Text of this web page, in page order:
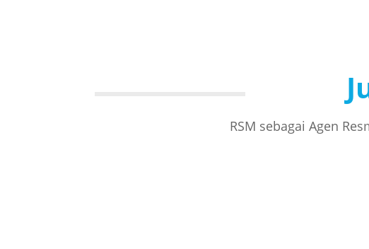
RSM sebagai Agen